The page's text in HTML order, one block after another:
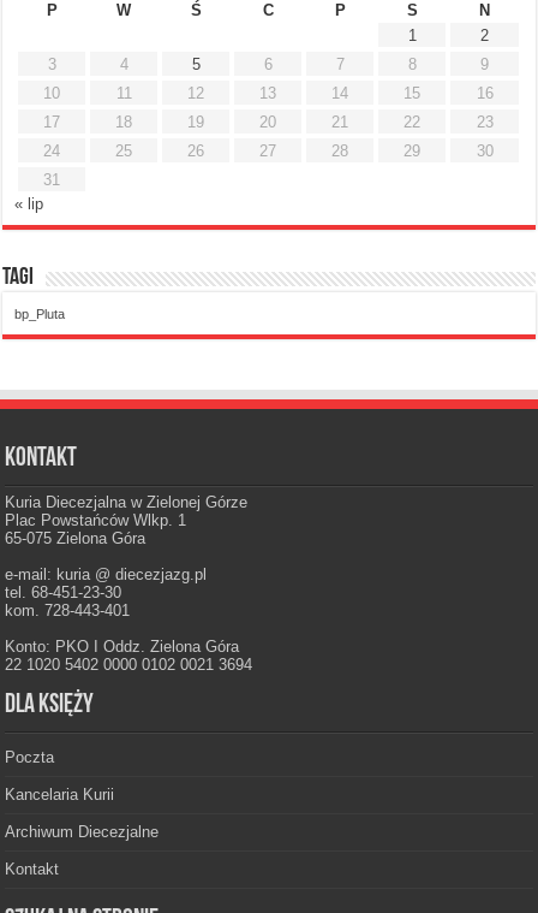
P
W Ś C P S
N
1
2
3
4 5 6 7 8
9
10
11 12 13 14 15
16
17
18 19 20 21 22
23
24
25 26 27 28 29
30
31
« lip
Tagi
bp_Pluta
Kontakt
Kuria Diecezjalna w Zielonej Górze
Plac Powstańców Wlkp. 1
65-075 Zielona Góra
e-mail: kuria @ diecezjazg.pl
tel. 68-451-23-30
kom. 728-443-401
Konto: PKO I Oddz. Zielona Góra
22 1020 5402 0000 0102 0021 3694
Dla księży
Poczta
Kancelaria Kurii
Archiwum Diecezjalne
Kontakt